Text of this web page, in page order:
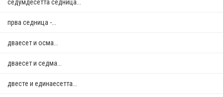
седумдесетта седница...
прва седница -...
дваесет и осма...
дваесет и седма...
двестe и единаесетта...